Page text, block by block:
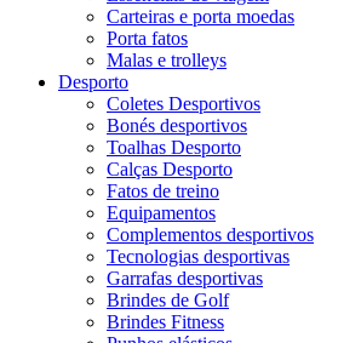
Carteiras e porta moedas
Porta fatos
Malas e trolleys
Desporto
Coletes Desportivos
Bonés desportivos
Toalhas Desporto
Calças Desporto
Fatos de treino
Equipamentos
Complementos desportivos
Tecnologias desportivas
Garrafas desportivas
Brindes de Golf
Brindes Fitness